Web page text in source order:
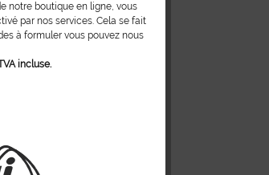
notre boutique en ligne, vous
par nos services. Cela se fait
à formuler vous pouvez nous
incluse.